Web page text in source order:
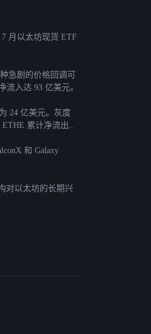
月以太坊现货 ETF
急剧的价格回调可
入达 93 亿美元。
24 亿美元。灰度
累计净流出已
和 Galaxy
对以太坊的长期兴